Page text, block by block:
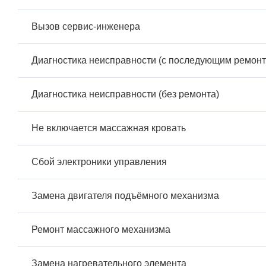
Вызов сервис-инженера
Диагностика неисправности (с последующим
Диагностика неисправности (без ремонта)
Не включается массажная кровать
Сбой электроники управления
Замена двигателя подъёмного механизма
Ремонт массажного механизма
Замена нагревательного элемента